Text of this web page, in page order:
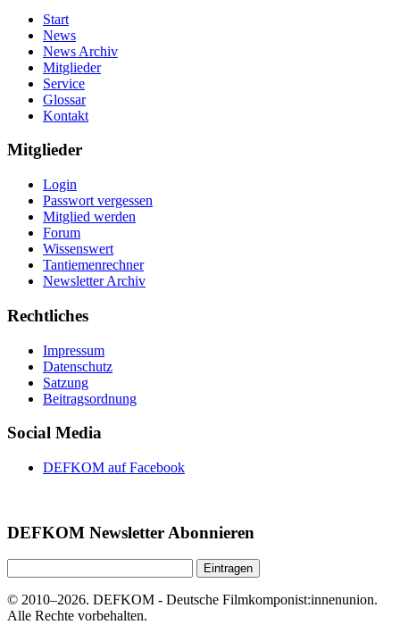
Start
News
News Archiv
Mitglieder
Service
Glossar
Kontakt
Mitglieder
Login
Passwort vergessen
Mitglied werden
Forum
Wissenswert
Tantiemenrechner
Newsletter Archiv
Rechtliches
Impressum
Datenschutz
Satzung
Beitragsordnung
Social Media
DEFKOM auf Facebook
DEFKOM Newsletter Abonnieren
© 2010–2026. DEFKOM - Deutsche Filmkomponist:innenunion.
Alle Rechte vorbehalten.